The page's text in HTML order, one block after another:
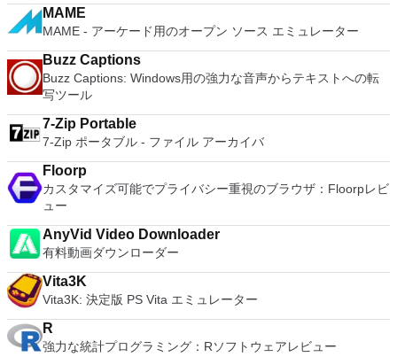
multimedia presentations; and the Spreadsheets program is
both a flexible and a powerful spreadsheet application.
High Resolution Displays - 4K UHD and QHD+ support.
VMware Workstation Pro is a perfect choice for those of you
who are a little skeptical about making the leap over to
Windows 10. By utilizing an app like this, you'll get to try out
all of Windows 10's new features in a safe sandboxed
environment, without the need to install the OS natively.
VMware Workstation Pro doesn't just support Microsofts OS,
you can also install Linux VMs, including Ubuntu, Red Hat,
Fedora, and lots of other distributions as well. Overall,
Workstation Pro offers high performance, strong reliability,
and cutting edge features that make it stand out from the
crowd. The full version is a little pricey, but you do get what
MAME
MAME - アーケード用のオープン ソース エミュレーター
Buzz Captions
Buzz Captions: Windows用の強力な音声からテキストへの転
写ツール
7-Zip Portable
7-Zip ポータブル - ファイル アーカイバ
Floorp
カスタマイズ可能でプライバシー重視のブラウザ：Floorpレビ
ュー
AnyVid Video Downloader
有料動画ダウンローダー
Vita3K
Vita3K: 決定版 PS Vita エミュレーター
R
強力な統計プログラミング：Rソフトウェアレビュー